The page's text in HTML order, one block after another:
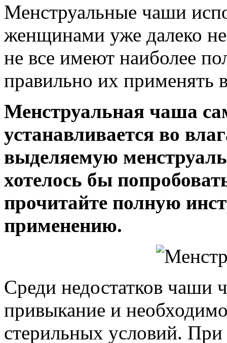
Менструальные чаши
женщинами уже далеко
не все имеют наиболее
правильно их применять
Менструальная чаша
устанавливается во
выделяемую
хотелось бы
прочитайте полную
применению.
Среди недостатков чаши
привыкание и
стерильных условий. При